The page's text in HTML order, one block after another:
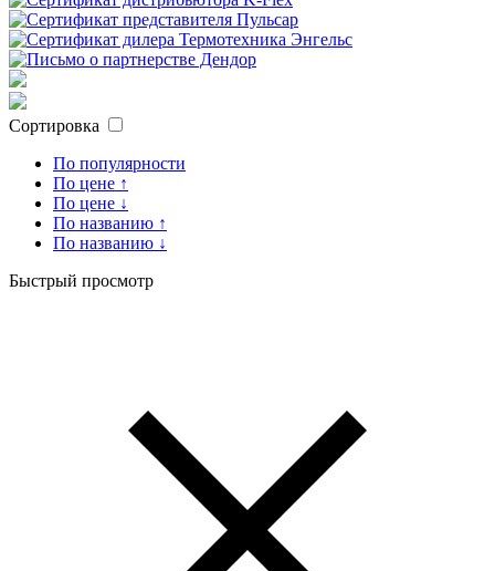
Сортировка
По популярности
По цене ↑
По цене ↓
По названию ↑
По названию ↓
Быстрый просмотр